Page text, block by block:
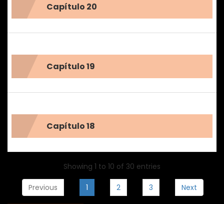
Capítulo 20
Capítulo 19
Capítulo 18
Showing 1 to 10 of 30 entries
Previous 1 2 3 Next